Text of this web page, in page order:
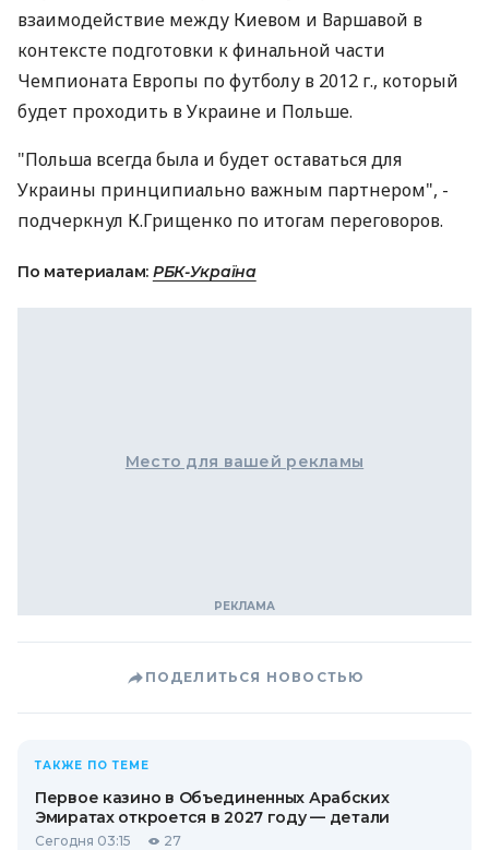
взаимодействие между Киевом и Варшавой в
контексте подготовки к финальной части
Чемпионата Европы по футболу в 2012 г., который
будет проходить в Украине и Польше.
"Польша всегда была и будет оставаться для
Украины принципиально важным партнером", -
подчеркнул К.Грищенко по итогам переговоров.
По материалам: РБК-Україна
Место для вашей рекламы
ПОДЕЛИТЬСЯ НОВОСТЬЮ
ТАКЖЕ ПО ТЕМЕ
Первое казино в Объединенных Арабских
Эмиратах откроется в 2027 году — детали
Сегодня 03:15 27